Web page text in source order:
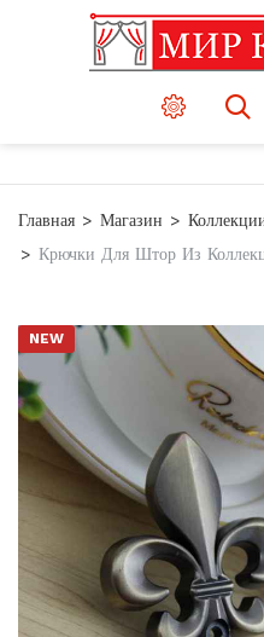
Главная Магазин
Крючки Для Штор Из
NEW